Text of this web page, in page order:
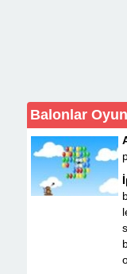
Balonlar